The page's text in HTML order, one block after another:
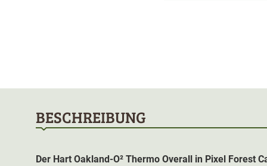
BESCHREIBUNG
Der Hart Oakland-O² Thermo Overall in Pixel Forest